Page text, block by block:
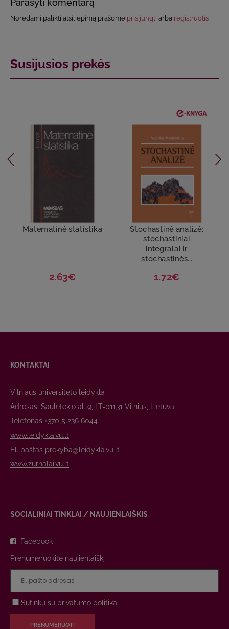
Parašyti komentarą
Norėdami palikti atsiliepimą prašome prisijungti arba registruotis
Susijusios prekės
Matematinė statistika
2.63€
Stochastinė analizė:
stochastiniai
integralai ir
stochastinės...
1.72€
KONTAKTAI
Vilniaus universiteto leidykla
Adresas: Saulėtekio al. 9, LT-01131 Vilnius, Lietuva
Telefonas +370 5 236 6044
www.leidykla.vu.lt
El. paštas prekyba@leidykla.vu.lt
www.zurnalai.vu.lt
SOCIALINIAI TINKLAI / NAUJIENLAIŠKIS
Facebook
Prenumeruokite naujienlaiškį
Sutinku su privatumo politika
PRENUMERUOTI